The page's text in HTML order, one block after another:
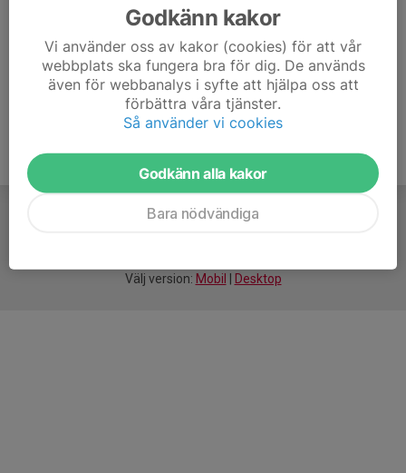
Välj version: Mobil Desktop
Godkänn kakor
Vi använder oss av kakor (cookies) för att vår
webbplats ska fungera bra för dig. De används
även för webbanalys i syfte att hjälpa oss att
förbättra våra tjänster.
Så använder vi cookies
Godkänn alla kakor
Bara nödvändiga